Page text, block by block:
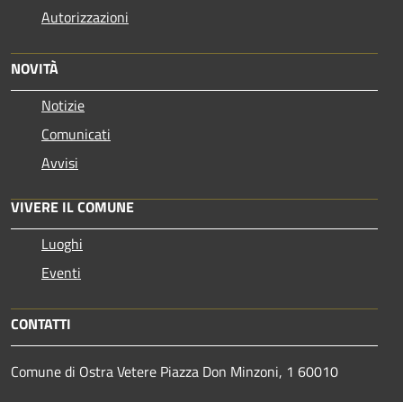
Autorizzazioni
NOVITÀ
Notizie
Comunicati
Avvisi
VIVERE IL COMUNE
Luoghi
Eventi
CONTATTI
Comune di Ostra Vetere Piazza Don Minzoni, 1 60010